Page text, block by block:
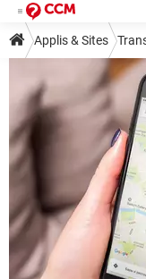
Applis & Sites